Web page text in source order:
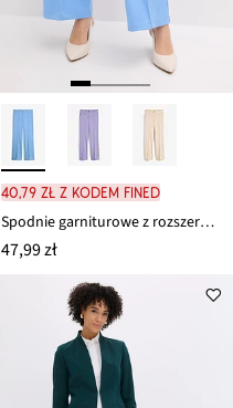
40,79 zł z kodem FINED
Spodnie garniturowe z rozszerzanymi nogawkami
47,99 zł